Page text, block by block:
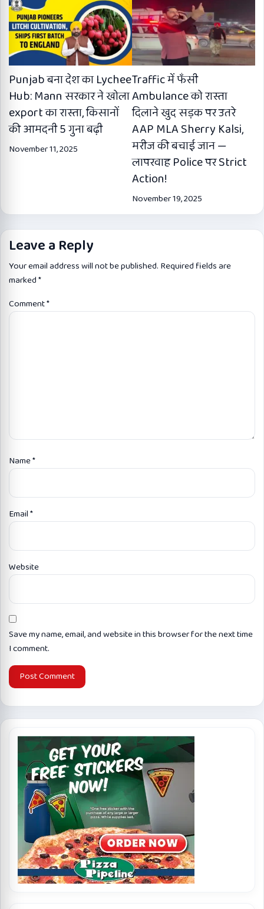
Punjab बना देश का Lychee
Hub: Mann सरकार ने खोला
export का रास्ता, किसानों
की आमदनी 5 गुना बढ़ी
November 11, 2025
Traffic में फँसी
Ambulance को रास्ता
दिलाने खुद सड़क पर उतरे
AAP MLA Sherry Kalsi,
मरीज की बचाई जान —
लापरवाह Police पर Strict
Action!
November 19, 2025
Leave a Reply
Your email address will not be published. Required fields are
marked*
Comment*
Name*
Email*
Website
Save my name, email, and website in this browser for the next time
I comment.